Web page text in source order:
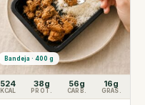
Bandeja · 400 g
524
KCAL
38g
PROT.
56g
CARB.
16g
GRAS.